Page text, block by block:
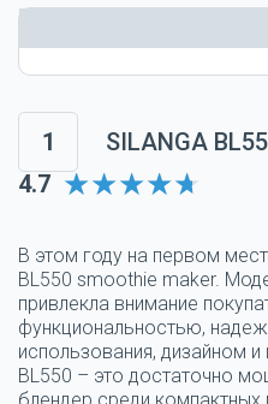
1
SILANGA
4.7
В этом году на первом
BL550 smoothie maker.
привлекла внимание
функциональностью,
использования, дизайном
BL550 – это достаточно